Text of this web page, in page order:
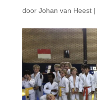
door Johan van Heest|